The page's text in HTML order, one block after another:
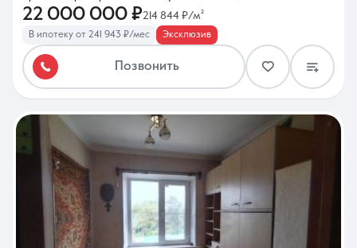
22 000 000 ₽214 844 ₽/м²
В ипотеку от 241 943 ₽/мес Эксклюзив
Позвонить